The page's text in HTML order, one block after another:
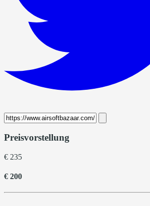
Preisvorstellung
€ 235
€ 200